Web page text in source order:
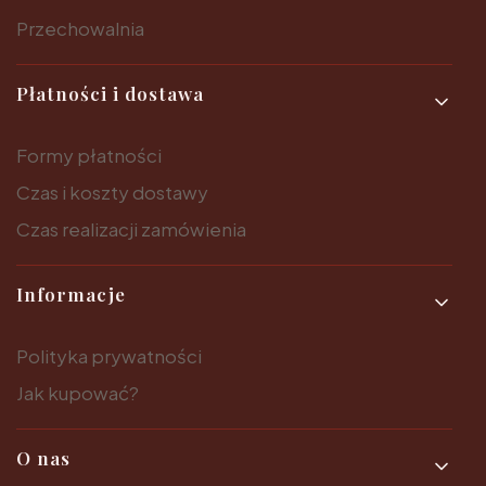
Przechowalnia
Płatności i dostawa
Formy płatności
Czas i koszty dostawy
Czas realizacji zamówienia
Informacje
Polityka prywatności
Jak kupować?
O nas